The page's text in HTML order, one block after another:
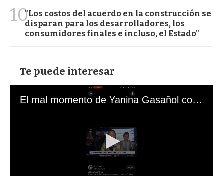
10"Los costos del acuerdo en la construcción se
disparan para los desarrolladores, los
consumidores finales e incluso, el Estado"
Te puede interesar
El mal momento de Yanina Gasañol con un hincha argentino en "Subrayado"